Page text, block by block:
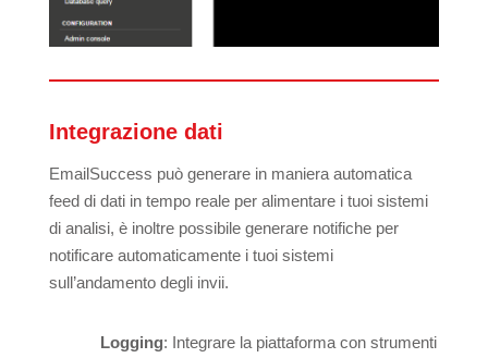
Integrazione dati
EmailSuccess può generare in maniera automatica
feed di dati in tempo reale per alimentare i tuoi sistemi
di analisi, è inoltre possibile generare notifiche per
notificare automaticamente i tuoi sistemi
sull’andamento degli invii.
Logging: Integrare la piattaforma con strumenti